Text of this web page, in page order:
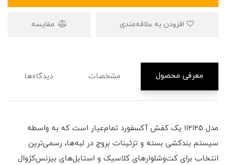
مقایسه
معرفی محصول مشخصات دیدگاه‌ها
مدل ۱۱۲۱۲۵ یک کفش آکسفورد تمام‌عیار است که به واسطه
سیستم بندکشی بسته و تزئینات بروج در لبه‌ها، رسمی‌ترین
انتخاب برای کت‌وشلوارهای کلاسیک و استایل‌های بیزنس‌کژوال